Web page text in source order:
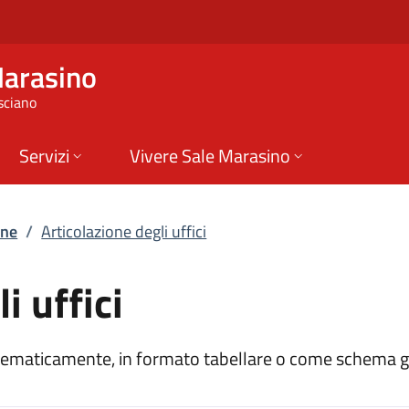
|
Servizi Vivere Sale Marasino
/ Articolazione degli uffici
uffici
in formato tabellare o come schema